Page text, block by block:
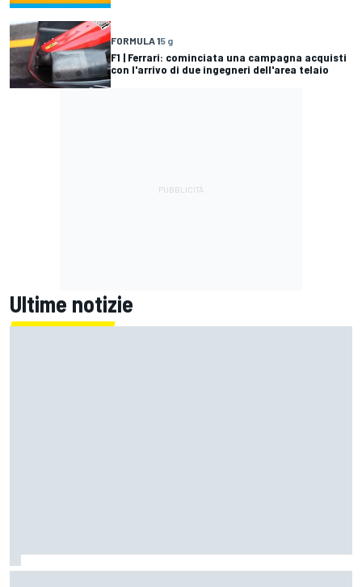
FORMULA 15 g
F1 | Ferrari: cominciata una campagna acquisti
con l'arrivo di due ingegneri dell'area telaio
Ultime notizie